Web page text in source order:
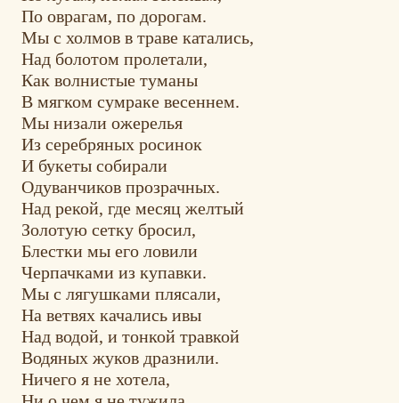
По оврагам, по дорогам.
Мы с холмов в траве катались,
Над болотом пролетали,
Как волнистые туманы
В мягком сумраке весеннем.
Мы низали ожерелья
Из серебряных росинок
И букеты собирали
Одуванчиков прозрачных.
Над рекой, где месяц желтый
Золотую сетку бросил,
Блестки мы его ловили
Черпачками из купавки.
Мы с лягушками плясали,
На ветвях качались ивы
Над водой, и тонкой травкой
Водяных жуков дразнили.
Ничего я не хотела,